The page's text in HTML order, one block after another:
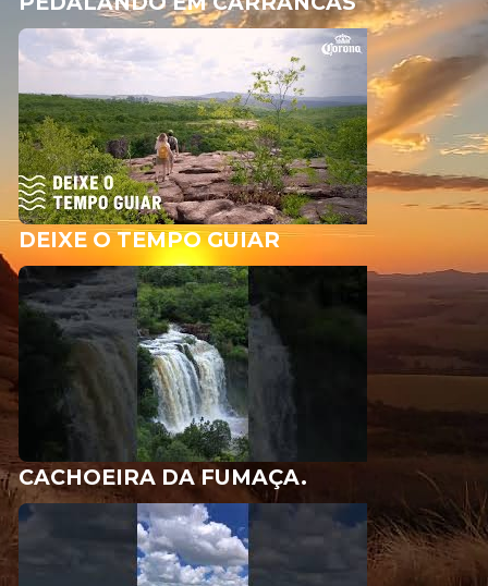
DEIXE O TEMPO GUIAR
CACHOEIRA DA FUMAÇA.